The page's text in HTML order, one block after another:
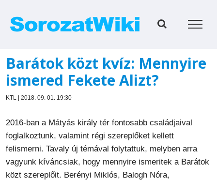
Barátok közt kvíz: Mennyire
ismered Fekete Alizt?
KTL | 2018. 09. 01. 19:30
2016-ban a Mátyás király tér fontosabb családjaival
foglalkoztunk, valamint régi szereplőket kellett
felismerni. Tavaly új témával folytattuk, melyben arra
vagyunk kíváncsiak, hogy mennyire ismeritek a Barátok
közt szereplőit. Berényi Miklós, Balogh Nóra,